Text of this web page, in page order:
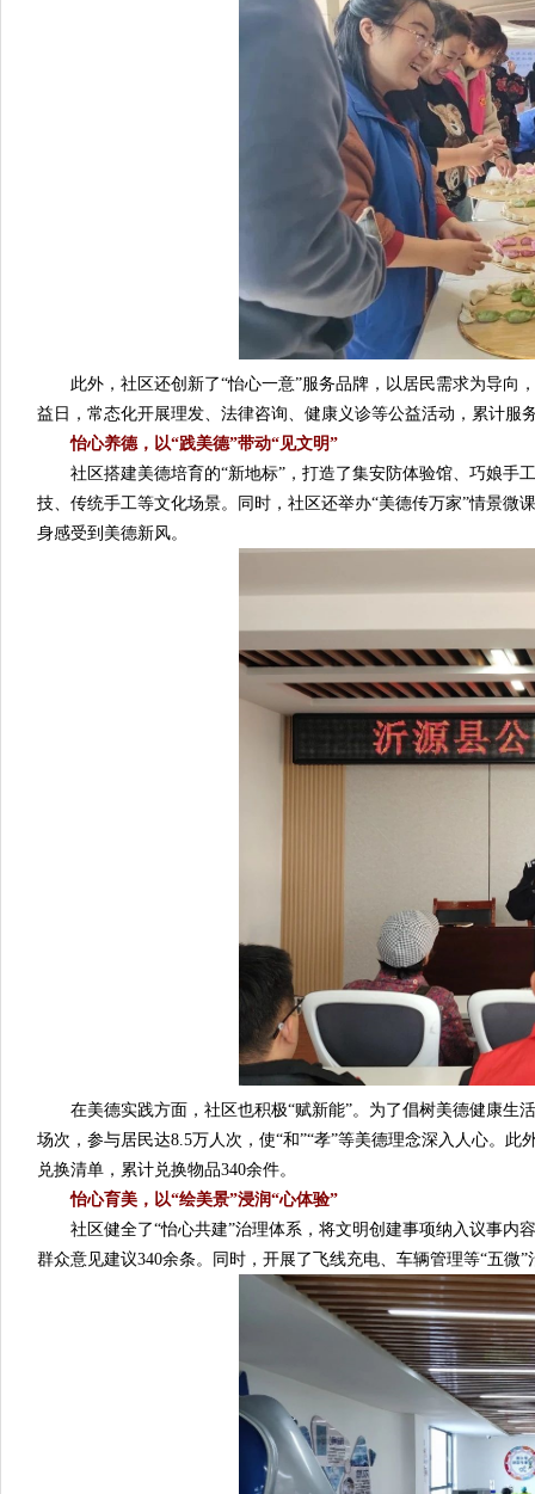
此外，社区还创新了“怡心一意”服务品牌，以居民需求为导向
益日，常态化开展理发、法律咨询、健康义诊等公益活动，累计服
怡心养德，以“践美德”带动“见文明”
社区搭建美德培育的“新地标”，打造了集安防体验馆、巧娘手
技、传统手工等文化场景。同时，社区还举办“美德传万家”情景
身感受到美德新风。
在美德实践方面，社区也积极“赋新能”。为了倡树美德健康生
场次，参与居民达8.5万人次，使“和”“孝”等美德理念深入人心。
兑换清单，累计兑换物品340余件。
怡心育美，以“绘美景”浸润“心体验”
社区健全了“怡心共建”治理体系，将文明创建事项纳入议事内
群众意见建议340余条。同时，开展了飞线充电、车辆管理等“五微